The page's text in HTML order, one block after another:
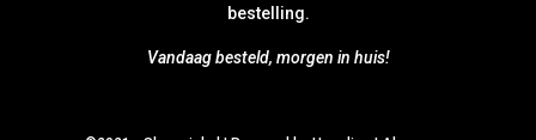
bestelling.
Vandaag besteld, morgen in huis!